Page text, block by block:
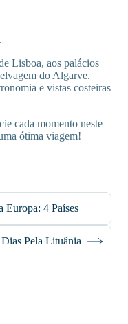
Lisboa, aos palácios
do Algarve.
e vistas costeiras
cada momento neste
ótima viagem!
Europa: 4 Países
Pela Lituânia